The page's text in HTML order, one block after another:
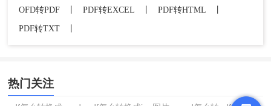
OFD转PDF
PDF转EXCEL PDF转HTML
PDF转TXT
热门关注